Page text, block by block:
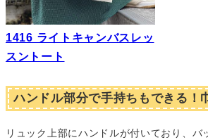
1416 ライトキャンバスレッ
スントート
ハンドル部分で手持ちもできる！
リュック上部にハンドルが付いており、バ